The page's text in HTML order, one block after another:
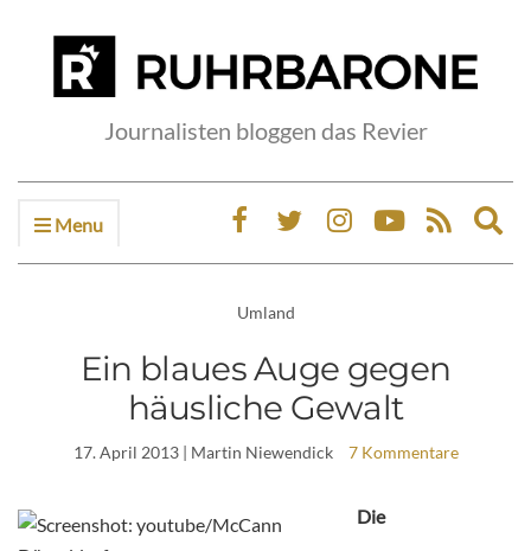
Journalisten bloggen das Revier
Menu
Umland
Ein blaues Auge gegen
häusliche Gewalt
17. April 2013| Martin Niewendick 7 Kommentare
Die